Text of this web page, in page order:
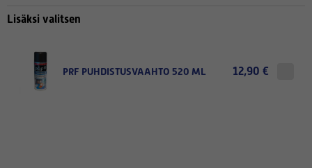
Lisäksi valitsen
PRF PUHDISTUSVAAHTO 520 ML 12,90 €